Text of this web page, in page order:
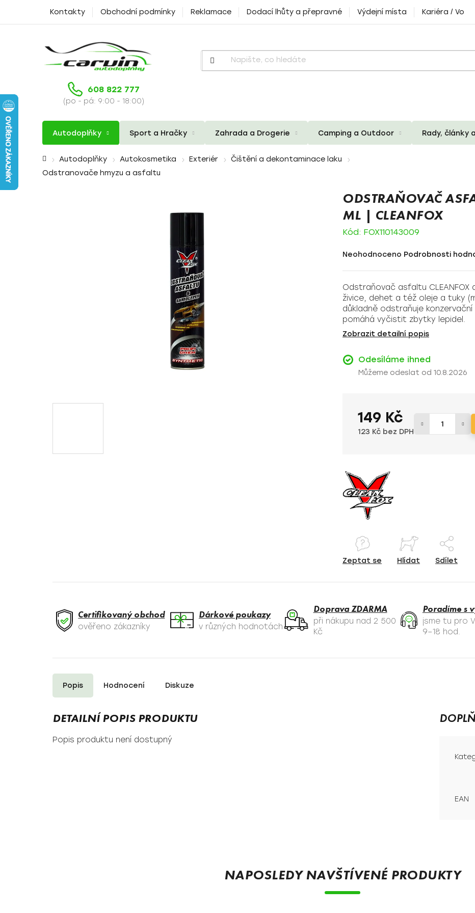
Kontakty Obchodní podmínky Reklamace Dodací lhůty a přepravné Výdejní místa Kariéra /
608 822 777
(po - pá: 9:00 - 18:00)
Autodoplňky Sport a Hračky Zahrada a Drogerie Camping a Outdoor Rady, články
Domů Autodoplňky Autokosmetika Exteriér
Čištění a dekontaminace laku
Odstranovače hmyzu a asfaltu
ODSTRAŇOVAČ
ML | CLEANFOX
Kód: FOX110143009
Průměrné
je
0,0
z
5
hvězdiček.
Neohodnoceno Podrobnosti
Odstraňovač asfaltu
živice, dehet a též oleje a tuky
důkladně odstraňuje
pomáhá vyčistit zbytky lepidel.
Zobrazit detailní popis
Odesíláme ihned
10.8.2026
149 Kč
123 Kč bez DPH
Zeptat se Hlídat Sdílet
Certifikovaný obchod
ověřeno zákazníky
Dárkové poukazy
v různých hodnotách
Doprava ZDARMA
při nákupu nad 2 500
Kč
Poradíme s
jsme tu pro
9–18 hod.
Popis Hodnocení Diskuze
Popis produktu není dostupný
EAN
NAPOSLEDY NAVŠTÍVENÉ PRODUKTY